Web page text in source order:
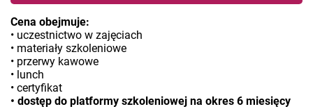
Cena obejmuje:
• uczestnictwo w zajęciach
• materiały szkoleniowe
• przerwy kawowe
• lunch
• certyfikat
• dostęp do platformy szkoleniowej na okres 6 miesięcy